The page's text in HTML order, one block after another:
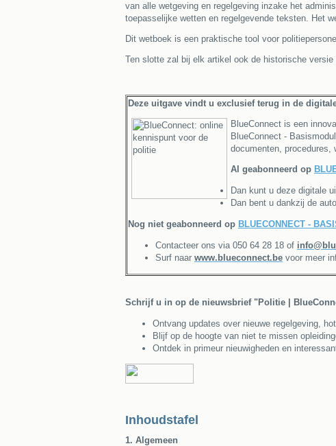
van alle wetgeving en regelgeving inzake het
toepasselijke wetten en regelgevende teksten. Het
Dit wetboek is een praktische tool voor
Ten slotte zal bij elk artikel ook de historische versie
Deze uitgave vindt u exclusief terug in de
BlueConnect is een
BlueConnect -
documenten, procedures,
Al geabonneerd op
Dan kunt u deze digitale
Dan bent u dankzij de
Nog niet geabonneerd op BLUECONNECT -
Contacteer ons via 050 64 28 18 of
Surf naar www.blueconnect.be voor meer
Schrijf u in op de nieuwsbrief "Politie |
Ontvang updates over nieuwe regelgeving,
Blijf op de hoogte van niet te missen
Ontdek in primeur nieuwigheden en
Inhoudstafel
1. Algemeen